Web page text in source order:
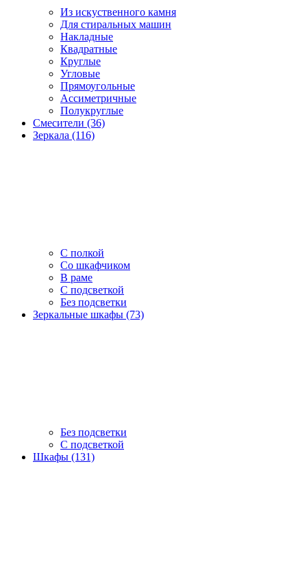
Из искуственного камня
Для стиральных машин
Накладные
Квадратные
Круглые
Угловые
Прямоугольные
Ассиметричные
Полукруглые
Смесители (36)
Зеркала (116)
С полкой
Со шкафчиком
В раме
С подсветкой
Без подсветки
Зеркальные шкафы (73)
Без подсветки
С подсветкой
Шкафы (131)